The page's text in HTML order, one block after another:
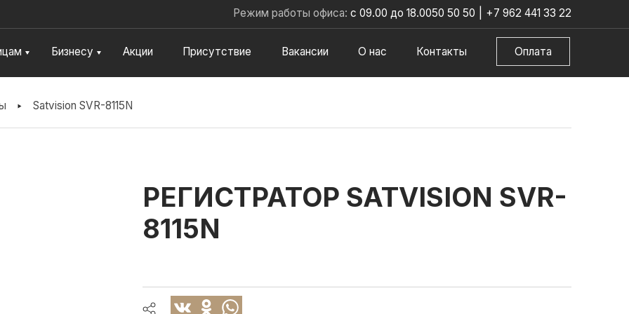
Режим работы офиса: с 09.00 до 18.0050 50 50 +7 962 441 33 22
Бизнесу Акции Присутствие Вакансии О нас Контакты Оплата
Satvision SVR-8115N
РЕГИСТРАТОР SATVISION SVR-
8115N